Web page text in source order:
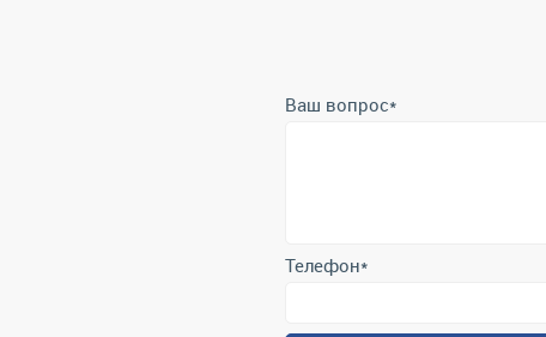
Ваш вопрос*